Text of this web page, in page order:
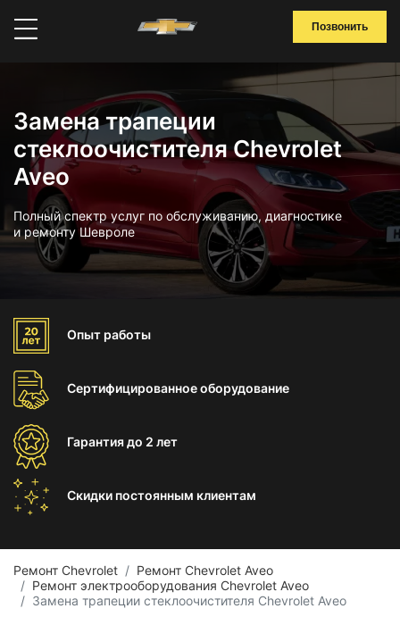
Позвонить
Замена трапеции
стеклоочистителя Chevrolet
Aveo
Полный спектр услуг по обслуживанию, диагностике
и ремонту Шевроле
Опыт работы
Сертифицированноеоборудование
Гарантиядо 2 лет
Скидки постоянным клиентам
Ремонт Chevrolet
Ремонт Chevrolet Aveo
Ремонт электрооборудования Chevrolet Aveo
Замена трапеции стеклоочистителя Chevrolet Aveo